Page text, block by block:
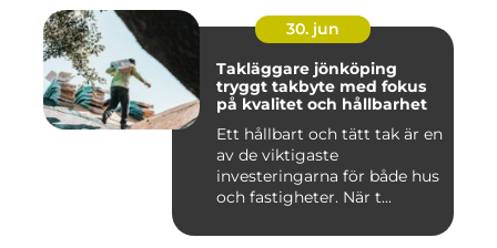
30. jun
Takläggare jönköping
tryggt takbyte med fokus
på kvalitet och hållbarhet
Ett hållbart och tätt tak är en
av de viktigaste
investeringarna för både hus
och fastigheter. När t...